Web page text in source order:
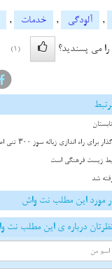
, آلودگی , خدمات ,
می پسندید؟
(1)
اندازی زباله سوز ۳۰۰ تنی اصفهان
زیست فرهنگی است
شد
مورد این مطلب نت واش
نظرتان درباره ی این مطلب نت